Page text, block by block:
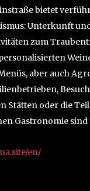
bietet
Unterkunft
zum
aber auch
Stätten oder die
Gastronomie
en/